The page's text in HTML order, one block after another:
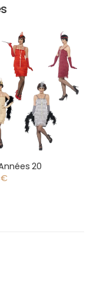
20
€